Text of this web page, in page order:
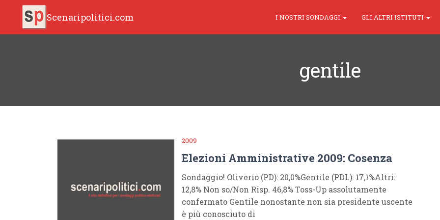
Scenaripolitici.com I NOSTRI SONDAGGI GLI ALTRI ISTITUTI
gentile
2009
Elezioni Amministrative 2009: Cosenza
Sondaggio! Oliverio (PD): 20,0%Gentile (PDL): 17,1%Altri:
12,8% Non so/Non Risp. 46,8% Toss-Up assolutamente
confermato Gentile nonostante non sia presidente uscente
è più conosciuto di